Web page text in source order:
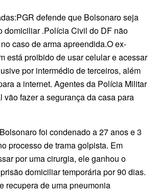
defende que Bolsonaro seja
domiciliar .Polícia Civil do DF não
caso de arma apreendida.O ex-
está proibido de usar celular e acessar
por intermédio de terceiros, além
a internet. Agentes da Polícia Militar
vão fazer a segurança da casa para
foi condenado a 27 anos e 3
processo de trama golpista. Em
por uma cirurgia, ele ganhou o
domiciliar temporária por 90 dias.
recupera de uma pneumonia